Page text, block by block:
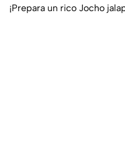
¡Prepara un rico Jocho